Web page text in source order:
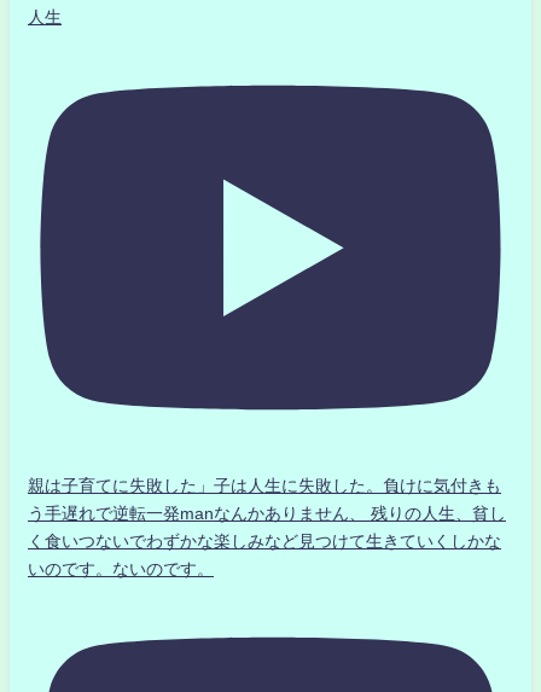
人生
親は子育てに失敗した」子は人生に失敗した。負けに気付きも
う手遅れで逆転一発manなんかありません、 残りの人生、貧し
く食いつないでわずかな楽しみなど見つけて生きていくしかな
いのです。ないのです。